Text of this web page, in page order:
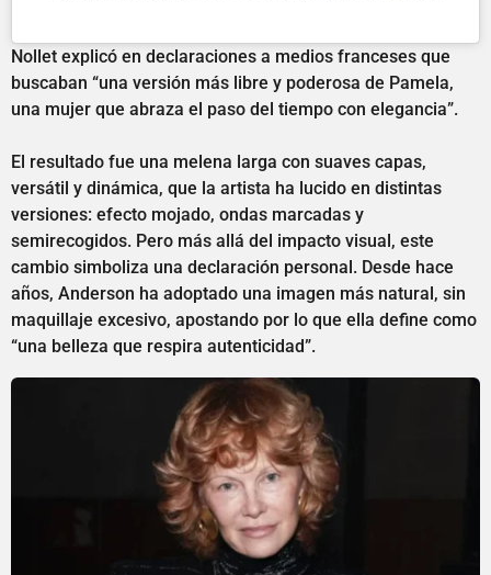
Nollet explicó en declaraciones a medios franceses que
buscaban “una versión más libre y poderosa de Pamela,
una mujer que abraza el paso del tiempo con elegancia”.
El resultado fue una melena larga con suaves capas,
versátil y dinámica, que la artista ha lucido en distintas
versiones: efecto mojado, ondas marcadas y
semirecogidos. Pero más allá del impacto visual, este
cambio simboliza una declaración personal. Desde hace
años, Anderson ha adoptado una imagen más natural, sin
maquillaje excesivo, apostando por lo que ella define como
“una belleza que respira autenticidad”.